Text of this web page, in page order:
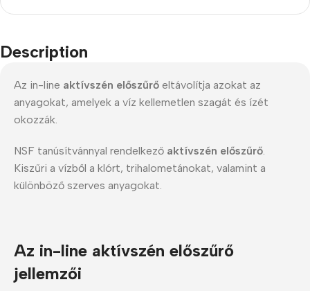
Description
Az in-line aktívszén előszűrő eltávolítja azokat az
anyagokat, amelyek a víz kellemetlen szagát és ízét
okozzák.
NSF tanúsítvánnyal rendelkező aktívszén előszűrő
Kiszűri a vízből a klórt, trihalometánokat, valamint a
különböző szerves anyagokat.
Az in-line aktívszén előszűrő
jellemzői